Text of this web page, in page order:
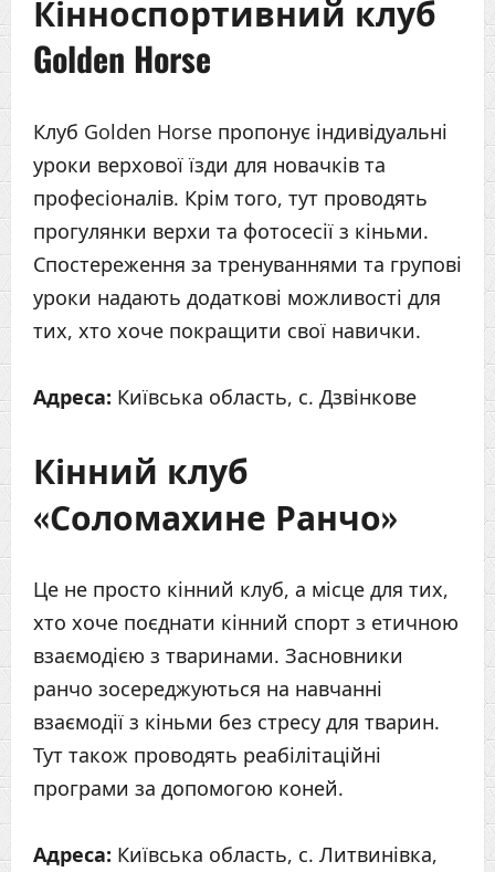
Кінноспортивний клуб
Golden Horse
Клуб Golden Horse пропонує індивідуальні
уроки верхової їзди для новачків та
професіоналів. Крім того, тут проводять
прогулянки верхи та фотосесії з кіньми.
Спостереження за тренуваннями та групові
уроки надають додаткові можливості для
тих, хто хоче покращити свої навички.
Адреса: Київська область, с. Дзвінкове
Кінний клуб
«Соломахине Ранчо»
Це не просто кінний клуб, а місце для тих,
хто хоче поєднати кінний спорт з етичною
взаємодією з тваринами. Засновники
ранчо зосереджуються на навчанні
взаємодії з кіньми без стресу для тварин.
Тут також проводять реабілітаційні
програми за допомогою коней.
Адреса: Київська область, с. Литвинівка,